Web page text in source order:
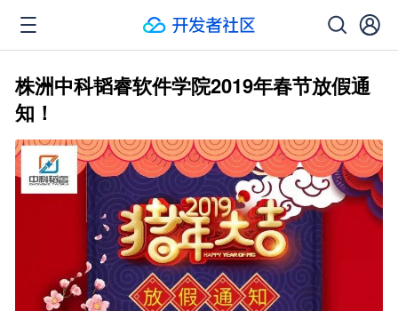
株洲中科韬睿软件学院2019年春节放假通
知！